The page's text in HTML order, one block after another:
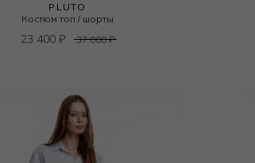
PLUTO
Костюм топ / шорты
23 400 ₽ 37 000₽